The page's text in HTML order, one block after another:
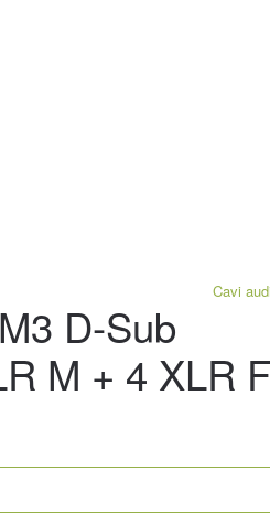
Cavi
D-Sub
M + 4 XLR F